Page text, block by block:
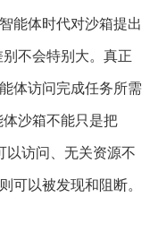
能体时代对沙箱提出
不会特别大。真正
体访问完成任务所需
沙箱不能只是把
以访问、无关资源不
可以被发现和阻断。